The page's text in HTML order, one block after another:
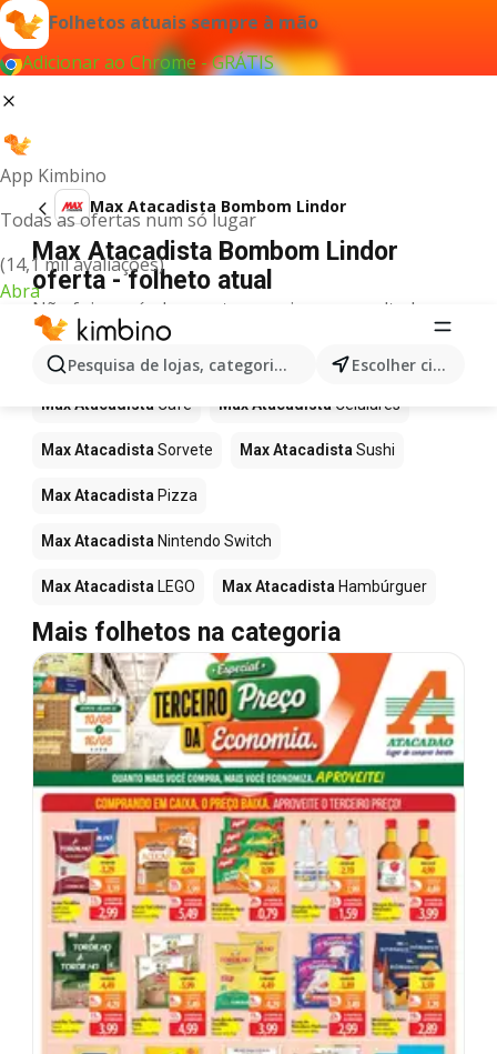
Folhetos atuais sempre à mão
Adicionar ao Chrome - GRÁTIS
App Kimbino
Todas as ofertas num só lugar
(14,1 mil avaliações)
Abra
Pesquisa de lojas, categorias,produtos... Escolher cidade
Max Atacadista Bombom Lindor
Max Atacadista Bombom Lindor
oferta - folheto atual
Não foi possível encontrar quaisquer resultados
para este termo.
Mais produtos em Max Atacadista
Max Atacadista Café Max Atacadista Celulares
Max Atacadista Sorvete Max Atacadista Sushi
Max Atacadista Pizza
Max Atacadista Nintendo Switch
Max Atacadista LEGO Max Atacadista Hambúrguer
Mais folhetos na categoria